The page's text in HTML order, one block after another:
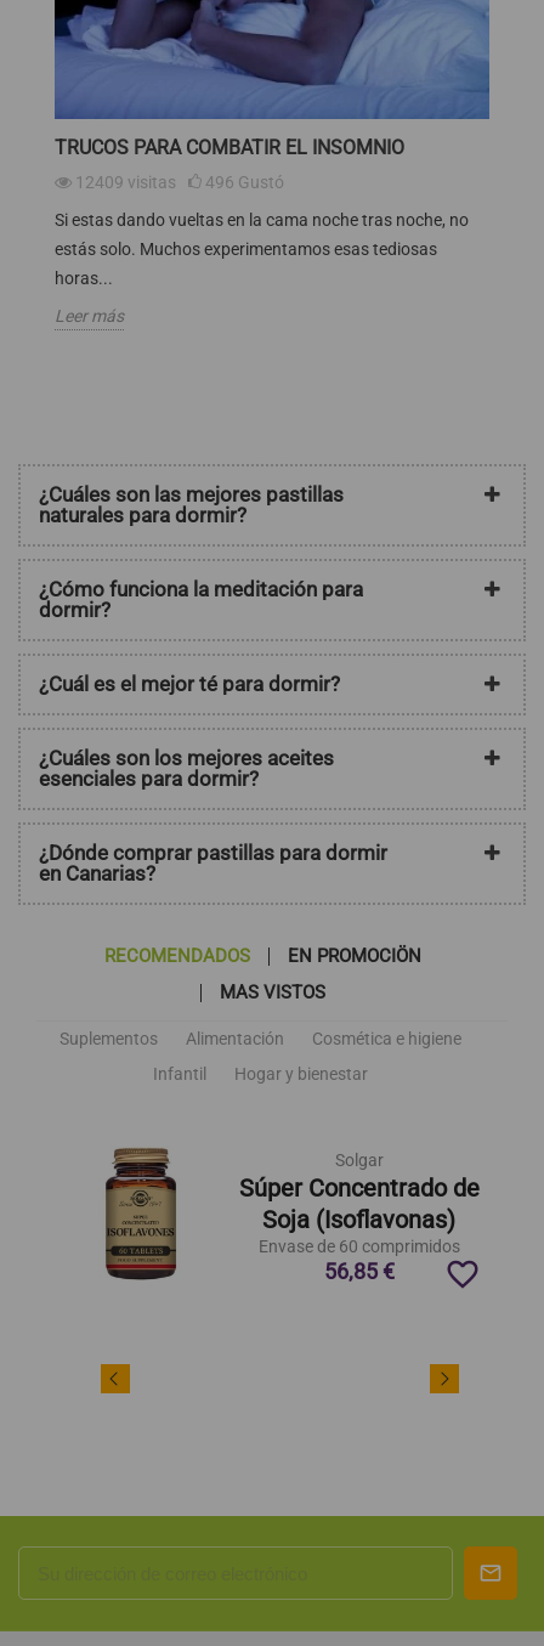
TRUCOS PARA COMBATIR EL INSOMNIO
12409 visitas 496 Gustó
Si estas dando vueltas en la cama noche tras noche, no
estás solo. Muchos experimentamos esas tediosas
horas...
Leer más
¿Cuáles son las mejores pastillas
naturales para dormir?
¿Cómo funciona la meditación para
dormir?
¿Cuál es el mejor té para dormir?
¿Cuáles son los mejores aceites
esenciales para dormir?
¿Dónde comprar pastillas para dormir
en Canarias?
RECOMENDADOS
EN PROMOCIÖN
MAS VISTOS
Suplementos Alimentación
Cosmética e higiene
Infantil
Hogar y bienestar
Solgar
Súper Concentrado de
Soja (Isoflavonas)
Envase de 60 comprimidos
56,85 € favorite_border